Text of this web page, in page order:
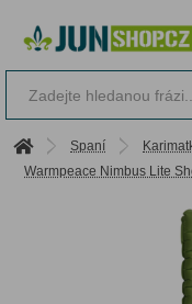
Spaní
Warmpeace Nimbus Lite